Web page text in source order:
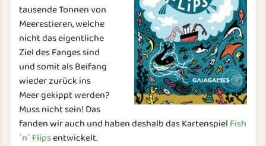
tausende Tonnen von
Meerestieren, welche
nicht das eigentliche
Ziel des Fanges sind
und somit als Beifang
wieder zurück ins
Meer gekippt werden?
Muss nicht sein! Das
fanden wir auch und haben deshalb das Kartenspiel Fish
´n´ Flipsentwickelt.